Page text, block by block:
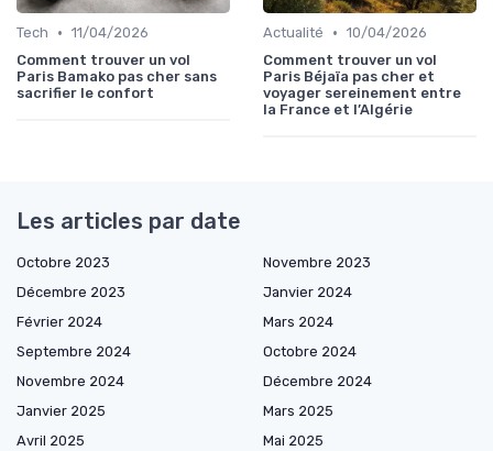
Tech • 11/04/2026
Comment trouver un vol
Paris Bamako pas cher sans
sacrifier le confort
Actualité • 10/04/2026
Comment trouver un vol
Paris Béjaïa pas cher et
voyager sereinement entre
la France et l’Algérie
Les articles par date
Octobre 2023
Novembre 2023
Décembre 2023
Janvier 2024
Février 2024
Mars 2024
Septembre 2024
Octobre 2024
Novembre 2024
Décembre 2024
Janvier 2025
Mars 2025
Avril 2025
Mai 2025